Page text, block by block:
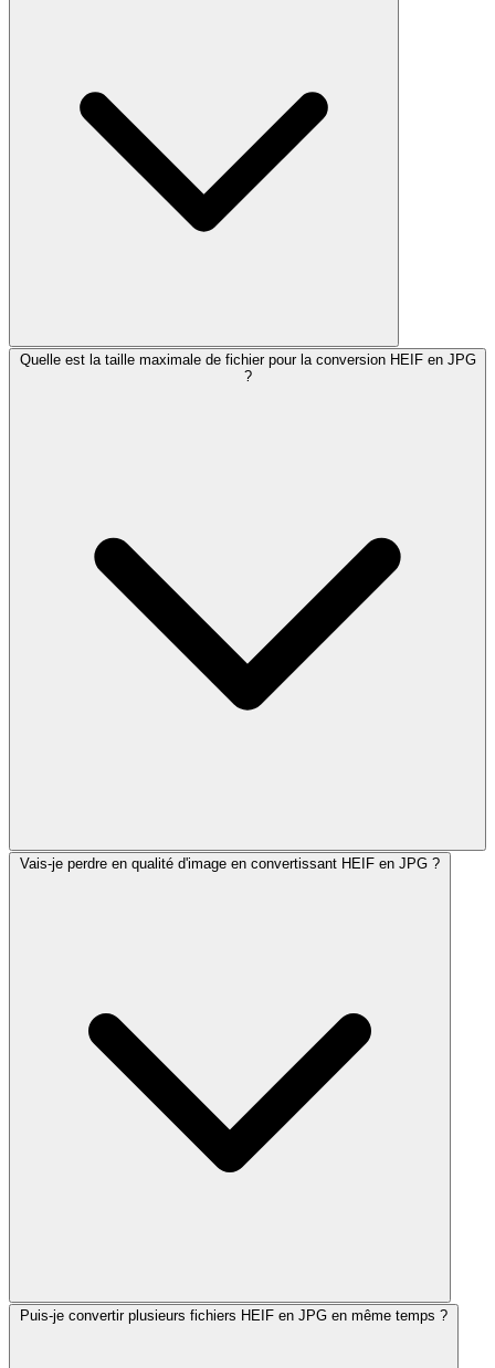
Quelle est la taille maximale de fichier pour la conversion HEIF en JPG
?
Vais-je perdre en qualité d'image en convertissant HEIF en JPG ?
Puis-je convertir plusieurs fichiers HEIF en JPG en même temps ?